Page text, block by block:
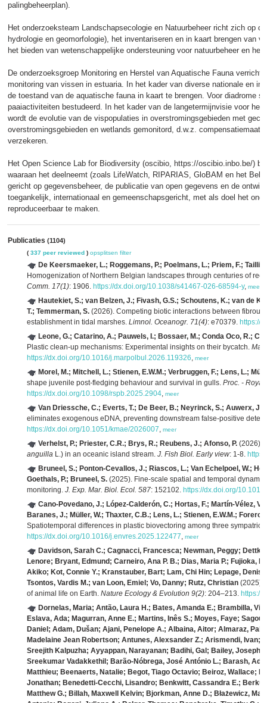
palingbeheerplan).
Het onderzoeksteam Landschapsecologie en Natuurbeheer richt zich op
hydrologie en geomorfologie), het inventariseren en in kaart brengen van
het bieden van wetenschappelijke ondersteuning voor natuurbeheer en
De onderzoeksgroep Monitoring en Herstel van Aquatische Fauna
monitoring van vissen in estuaria. In het kader van diverse nationale en
de toestand van de aquatische fauna in kaart te brengen. Voor diadrome
paaiactiviteiten bestudeerd. In het kader van de langetermijnvisie voor
wordt de evolutie van de vispopulaties in overstromingsgebieden met
overstromingsgebieden en wetlands gemonitord, d.w.z.
verzekeren.
Het Open Science Lab for Biodiversity (oscibio, https://oscibio.inbo.be/)
waaraan het deelneemt (zoals LifeWatch, RIPARIAS, GloBAM en het
gericht op gegevensbeheer, de publicatie van open gegevens en de
toegankelijk, internationaal en gemeenschapsgericht, met als doel het
reproduceerbaar te maken.
Publicaties (1104)
( 337 peer reviewed ) opsplitsen filter
De Keersmaeker, L.; Roggemans, P.; Poelmans, L.; Priem, F.;
Homogenization of Northern Belgian landscapes through centuries of
Comm. 17(1): 1906. https://dx.doi.org/10.1038/s41467-026-68594-y, meer
Hautekiet, S.; van Belzen, J.; Fivash, G.S.; Schoutens, K.; van de
T.; Temmerman, S. (2026). Competing biotic interactions between
establishment in tidal marshes. Limnol. Oceanogr. 71(4): e70379. https://
Leone, G.; Catarino, A.; Pauwels, I.; Bossaer, M.; Conda Oco, R.;
Plastic clean-up mechanisms: Experimental insights on their bycatch.
https://dx.doi.org/10.1016/j.marpolbul.2026.119326, meer
Morel, M.; Mitchell, L.; Stienen, E.W.M.; Verbruggen, F.; Lens, L.;
shape juvenile post-fledging behaviour and survival in gulls. Proc. - Royal
https://dx.doi.org/10.1098/rspb.2025.2904, meer
Van Driessche, C.; Everts, T.; De Beer, B.; Neyrinck, S.; Auwerx, J.;
eliminates exogenous eDNA, preventing downstream false-positive
https://dx.doi.org/10.1051/kmae/2026007, meer
Verhelst, P.; Priester, C.R.; Brys, R.; Reubens, J.; Afonso, P. (2026).
anguilla L.) in an oceanic island stream. J. Fish Biol. Early view: 1-8.
Bruneel, S.; Ponton-Cevallos, J.; Riascos, L.; Van Echelpoel, W.;
Goethals, P.; Bruneel, S. (2025). Fine-scale spatial and temporal
monitoring. J. Exp. Mar. Biol. Ecol. 587: 152102. https://dx.doi.org/
Cano-Povedano, J.; López-Calderón, C.; Hortas, F.; Martín-Vélez,
Baranes, J.; Müller, W.; Thaxter, C.B.; Lens, L.; Stienen, E.W.M.;
Spatiotemporal differences in plastic biovectoring among three sympatric
https://dx.doi.org/10.1016/j.envres.2025.122477, meer
Davidson, Sarah C.; Cagnacci, Francesca; Newman, Peggy;
Lenore; Bryant, Edmund; Carneiro, Ana P. B.; Dias, Maria P.; Fujioka,
Akiko; Kot, Connie Y.; Kranstauber, Bart; Lam, Chi Hin; Lepage,
Tsontos, Vardis M.; van Loon, Emiel; Vo, Danny; Rutz, Christian (2025).
of animal life on Earth. Nature Ecology & Evolution 9(2): 204–213. https://
Dornelas, Maria; Antão, Laura H.; Bates, Amanda E.; Brambilla,
Eslava, Ada; Magurran, Anne E.; Martins, Inês S.; Moyes, Faye;
Daniel; Adam, Dušan; Ajani, Penelope A.; Albaina, Aitor; Almaraz,
Madelaine Jean Robertson; Antunes, Alexsander Z.; Arismendi, Ivan;
Sreejith Kalpuzha; Ayyappan, Narayanan; Badihi, Gal; Bailey, Joseph
Sreekumar Vadakkethil; Barão‐Nóbrega, José António L.; Barash,
Matthieu; Beenaerts, Natalie; Begot, Tiago Octavio; Beiroz, Wallace;
Jonathan; Benedetti‐Cecchi, Lisandro; Benkwitt, Cassandra E.;
Matthew G.; Billah, Maxwell Kelvin; Bjorkman, Anne D.; Błażewicz,